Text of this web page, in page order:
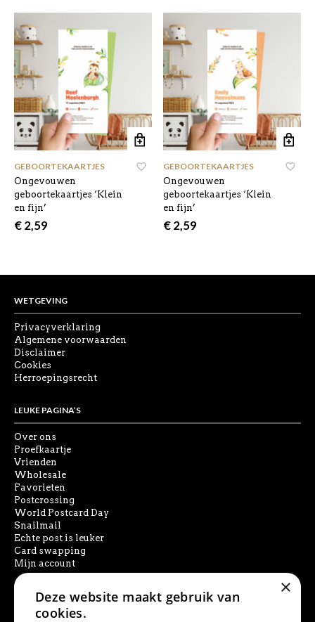
GEBOORTEKAARTJES
Ongevouwen
geboortekaartjes ‘Klein
en fijn’
€2,59
GEBOORTEKAARTJES
Ongevouwen
geboortekaartjes ‘Klein
en fijn’
€2,59
WETGEVING
Privacyverklaring
Algemene voorwaarden
Disclaimer
Cookies
Herroepingsrecht
LEUKE PAGINA’S
Over ons
Proefkaartje
Vrienden
Wholesale
Favorieten
Postcrossing
World Postcard Day
Snailmail
Echte post is leuker
Card swapping
Mijn account
SOCIAL MEDIA ×
Deze website maakt gebruik van
cookies.